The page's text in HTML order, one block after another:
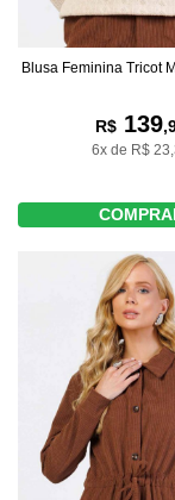
Blusa Feminina Tricot
R$ 139
6x de R$